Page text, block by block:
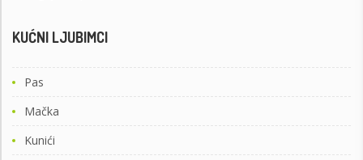
KUĆNI LJUBIMCI
Pas
Mačka
Kunići